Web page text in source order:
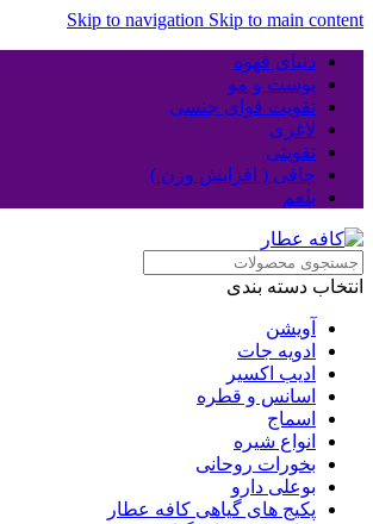
Skip to navigation Skip to main content
دنیای قهوه
پوست و مو
تقویت قوای جنسی
لاغری
تقویتی
چاقی ( افزایش وزن )
بلغم
انتخاب دسته بندی
آویشن
ادویه جات
ادیب اکسیر
اسانس و قطره
اسماج
انواع شیره
بخورات روحانی
بوعلی دارو
پکیج های گیاهی کافه عطار